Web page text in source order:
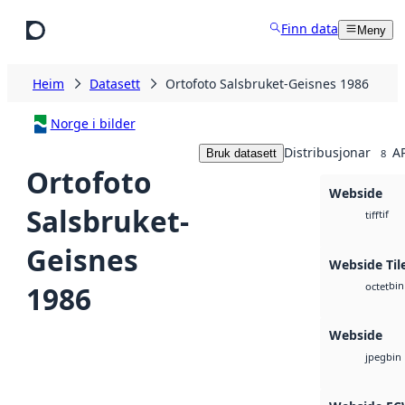
Finn data Meny
Heim Datasett Ortofoto Salsbruket-Geisnes 1986
Norge i bilder
Ortofoto
Salsbruket-
Geisnes
1986
Bruk datasett Distribusjonar 8
Webside
tifftif
Webside
octetbin
Webside
jpegbin